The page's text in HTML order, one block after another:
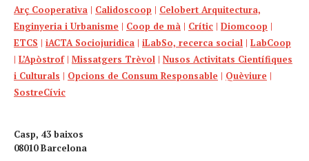
Arç Cooperativa | Calidoscoop | Celobert Arquitectura,
Enginyeria i Urbanisme | Coop de mà | Crític | Diomcoop |
ETCS | iACTA Sociojuridica | iLabSo, recerca social | LabCoop
| L’Apòstrof| Missatgers Trèvol | Nusos Activitats Científiques
i Culturals | Opcions de Consum Responsable | Quèviure |
SostreCívic
Casp, 43 baixos
08010 Barcelona